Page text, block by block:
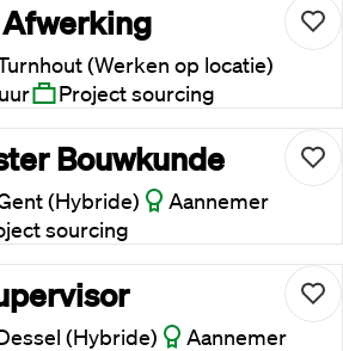
(Werken op locatie)
Project sourcing
Bouwkunde
(Hybride)
Aannemer
sourcing
(Hybride)
Aannemer